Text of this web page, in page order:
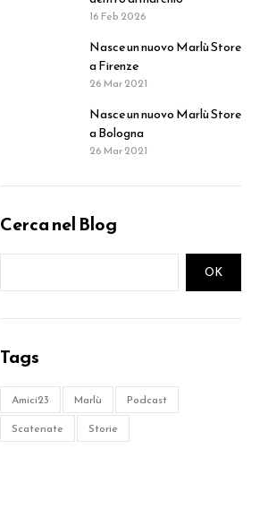
16 Feb 2026
Nasce un nuovo Marlù Store
a Firenze
26 Mar 2021
Nasce un nuovo Marlù Store
a Bologna
26 Mar 2021
Cerca nel Blog
OK
Tags
Amici23 Marlù
Podcast
Scatenate
Storie